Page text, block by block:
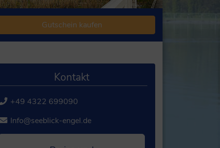
Gutschein kaufen
Kontakt
+49 4322 699090
Info@seeblick-engel.de